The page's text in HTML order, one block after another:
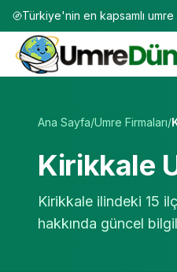
Türkiye'nin en kapsamlı umre
Ana Sayfa/Umre Firmaları/
Kirikkale
Kirikkale ilindeki 15
hakkında güncel